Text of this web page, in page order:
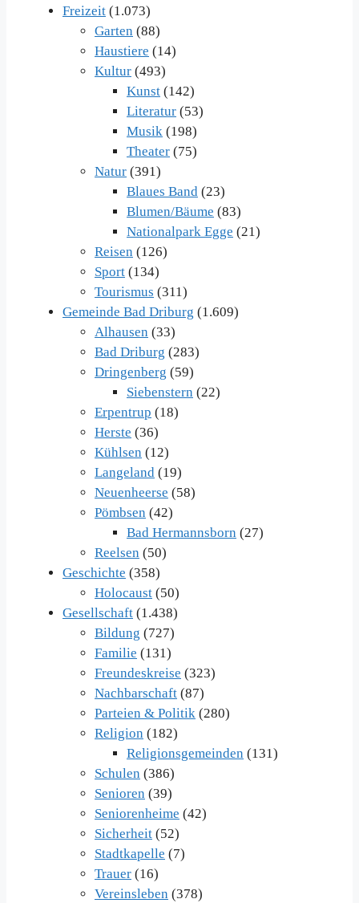
Freizeit (1.073)
Garten (88)
Haustiere (14)
Kultur (493)
Kunst (142)
Literatur (53)
Musik (198)
Theater (75)
Natur (391)
Blaues Band (23)
Blumen/Bäume (83)
Nationalpark Egge (21)
Reisen (126)
Sport (134)
Tourismus (311)
Gemeinde Bad Driburg (1.609)
Alhausen (33)
Bad Driburg (283)
Dringenberg (59)
Siebenstern (22)
Erpentrup (18)
Herste (36)
Kühlsen (12)
Langeland (19)
Neuenheerse (58)
Pömbsen (42)
Bad Hermannsborn (27)
Reelsen (50)
Geschichte (358)
Holocaust (50)
Gesellschaft (1.438)
Bildung (727)
Familie (131)
Freundeskreise (323)
Nachbarschaft (87)
Parteien & Politik (280)
Religion (182)
Religionsgemeinden (131)
Schulen (386)
Senioren (39)
Seniorenheime (42)
Sicherheit (52)
Stadtkapelle (7)
Trauer (16)
Vereinsleben (378)